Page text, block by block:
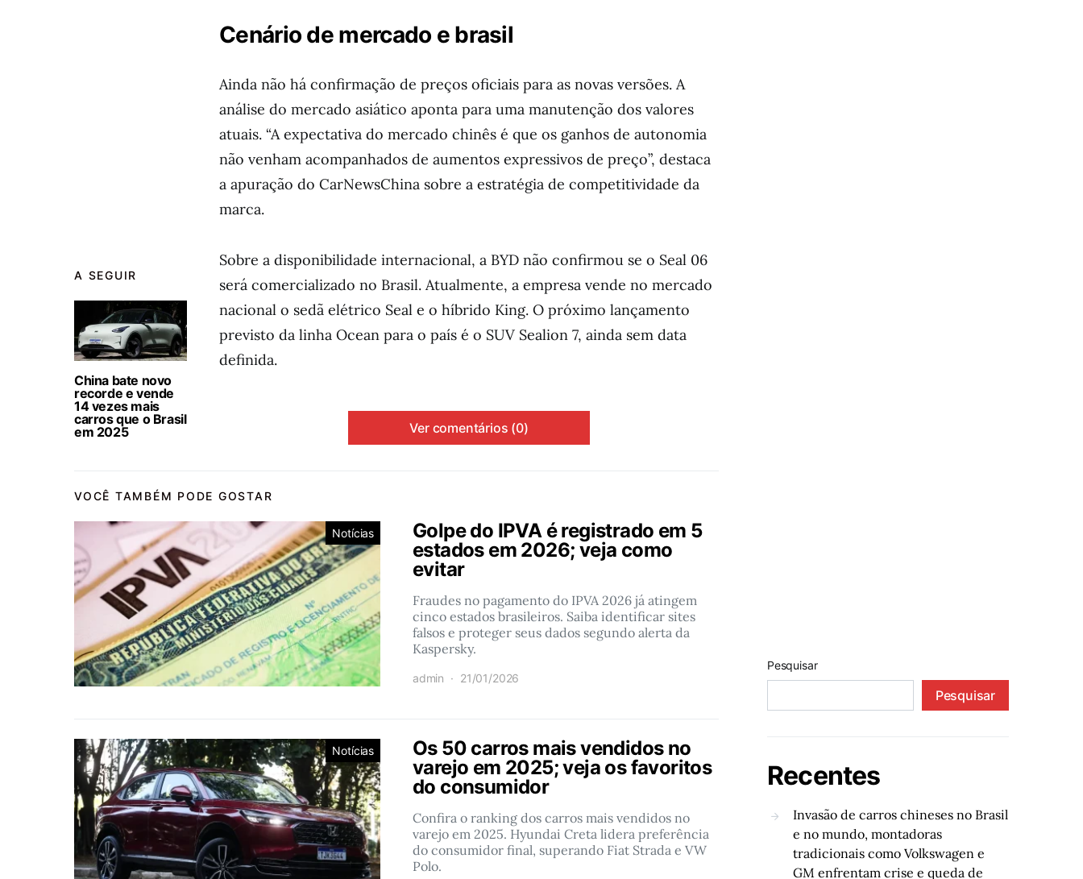
A SEGUIR
China bate novo
recorde e vende
14 vezes mais
carros que o Brasil
em 2025
Cenário de mercado e brasil
Ainda não há confirmação de preços oficiais para as novas versões. A
análise do mercado asiático aponta para uma manutenção dos valores
atuais. “A expectativa do mercado chinês é que os ganhos de autonomia
não venham acompanhados de aumentos expressivos de preço”, destaca
a apuração do CarNewsChina sobre a estratégia de competitividade da
marca.
Sobre a disponibilidade internacional, a BYD não confirmou se o Seal 06
será comercializado no Brasil. Atualmente, a empresa vende no mercado
nacional o sedã elétrico Seal e o híbrido King. O próximo lançamento
previsto da linha Ocean para o país é o SUV Sealion 7, ainda sem data
definida.
Ver comentários (0)
VOCÊ TAMBÉM PODE GOSTAR
Notícias
Golpe do IPVA é registrado em 5
estados em 2026; veja como
evitar
Fraudes no pagamento do IPVA 2026 já atingem
cinco estados brasileiros. Saiba identificar sites
falsos e proteger seus dados segundo alerta da
Kaspersky.
admin 21/01/2026
Notícias
Os 50 carros mais vendidos no
varejo em 2025; veja os favoritos
do consumidor
Confira o ranking dos carros mais vendidos no
varejo em 2025. Hyundai Creta lidera preferência
do consumidor final, superando Fiat Strada e VW
Polo.
Pesquisar
Pesquisar
Recentes
Invasão de carros chineses no Brasil
e no mundo, montadoras
tradicionais como Volkswagen e
GM enfrentam crise e queda de